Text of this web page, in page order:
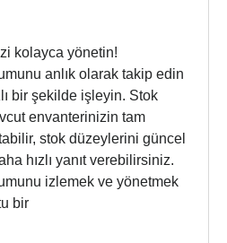
kolayca yönetin!
anlık olarak takip edin
bir şekilde işleyin. Stok
envanterinizin tam
stok düzeylerini güncel
hızlı yanıt verebilirsiniz.
izlemek ve yönetmek
bir